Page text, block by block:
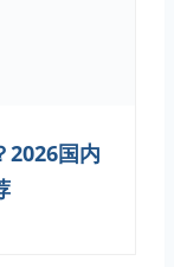
2026国内